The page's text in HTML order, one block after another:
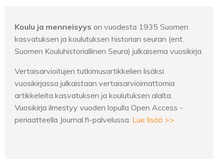
Koulu ja menneisyys on vuodesta 1935 Suomen
kasvatuksen ja koulutuksen historian seuran (ent.
Suomen Kouluhistoriallinen Seura) julkaisema vuosikirja.
Vertaisarvioitujen tutkimusartikkelien lisäksi
vuosikirjassa julkaistaan vertaisarvioimattomia
artikkeleita kasvatuksen ja koulutuksen alalta.
Vuosikirja ilmestyy vuoden lopulla Open Access -
periaatteella Journal.fi-palvelussa. Lue lisää >>